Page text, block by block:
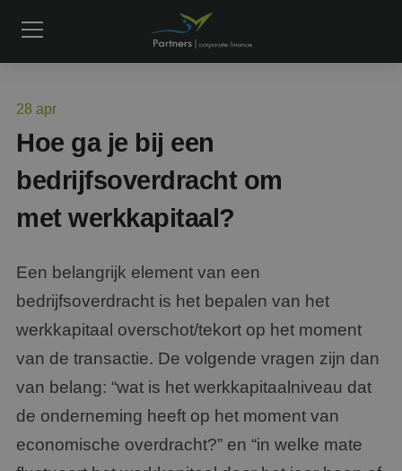
28 apr
Hoe ga je bij een
bedrijfsoverdracht om
met werkkapitaal?
Een belangrijk element van een
bedrijfsoverdracht is het bepalen van het
werkkapitaal overschot/tekort op het moment
van de transactie. De volgende vragen zijn dan
van belang: “wat is het werkkapitaalniveau dat
de onderneming heeft op het moment van
economische overdracht?” en “in welke mate